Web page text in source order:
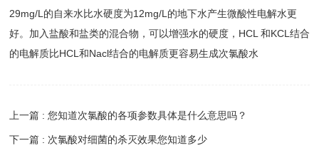
29mg/L的自来水比水硬度为12mg/L的地下水产生微酸性电解水更
好。加入盐酸和盐类的混合物，可以增强水的硬度，HCL 和KCL结合
的电解质比HCL和Nacl结合的电解质更容易生成次氯酸水
上一篇 : 您知道次氯酸的各项参数具体是什么意思吗？
下一篇 : 次氯酸对细菌的杀灭效果您知道多少